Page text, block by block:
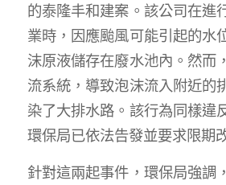
的泰隆丰和建案。該公司在進
業時，因應颱風可能引起的水
沫原液儲存在廢水池內。然而
流系統，導致泡沫流入附近的
染了大排水路。該行為同樣違
環保局已依法告發並要求限期
針對這兩起事件，環保局強調